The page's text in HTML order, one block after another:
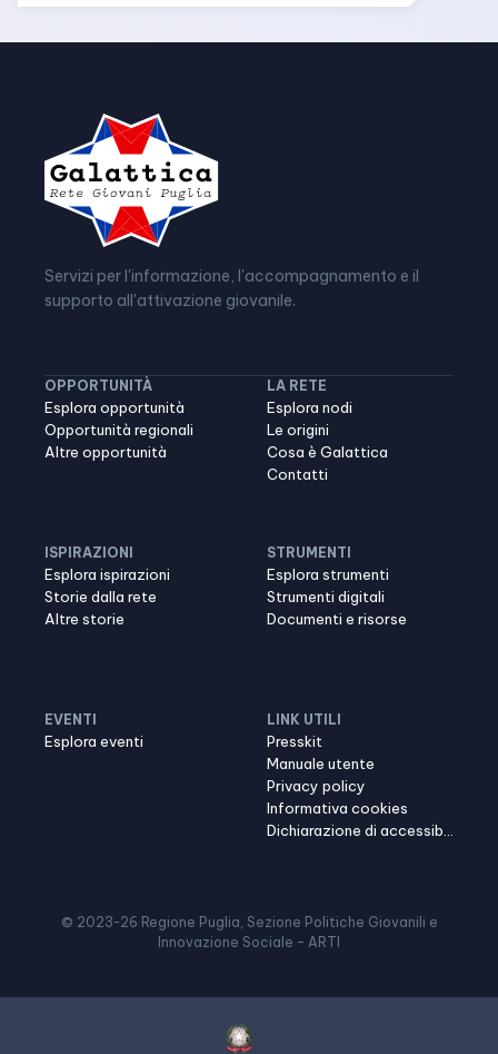
Servizi per l'informazione, l'accompagnamento e il
supporto all'attivazione giovanile.
OPPORTUNITÀ
Esplora opportunità
Opportunità regionali
Altre opportunità
LA RETE
Esplora nodi
Le origini
Cosa è Galattica
Contatti
ISPIRAZIONI
Esplora ispirazioni
Storie dalla rete
Altre storie
STRUMENTI
Esplora strumenti
Strumenti digitali
Documenti e risorse
EVENTI
Esplora eventi
LINK UTILI
Presskit
Manuale utente
Privacy policy
Informativa cookies
© 2023-26 Regione Puglia, Sezione Politiche Giovanili e
Innovazione Sociale – ARTI